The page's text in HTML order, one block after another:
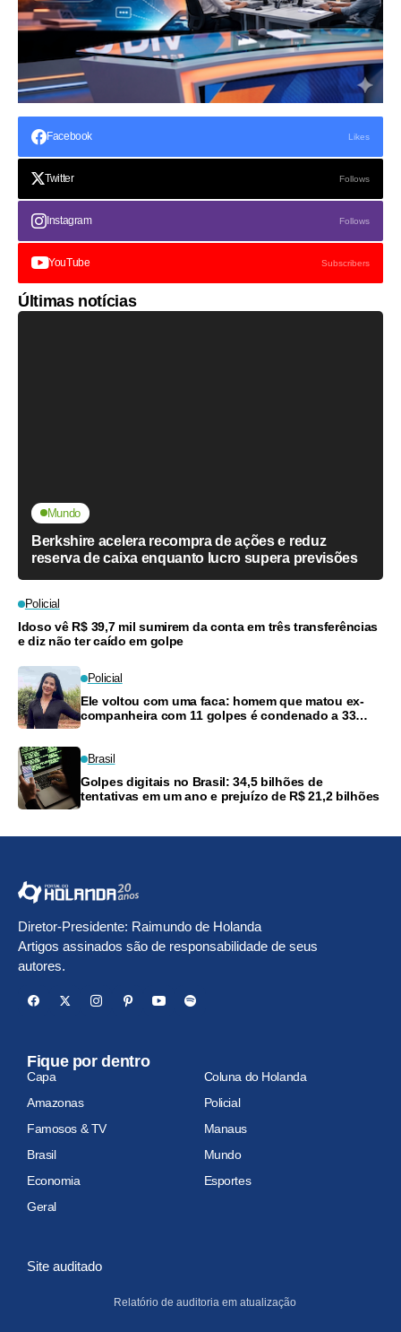
Facebook Likes
Twitter Follows
Instagram Follows
YouTube Subscribers
Últimas notícias
Mundo
Berkshire acelera recompra de ações e reduz
reserva de caixa enquanto lucro supera previsões
Policial
Idoso vê R$ 39,7 mil sumirem da conta em três transferências
e diz não ter caído em golpe
Policial
Ele voltou com uma faca: homem que matou ex-
companheira com 11 golpes é condenado a 33
Brasil
Golpes digitais no Brasil: 34,5 bilhões de
tentativas em um ano e prejuízo de R$ 21,2 bilhões
Diretor-Presidente: Raimundo de Holanda
Artigos assinados são de responsabilidade de seus
autores.
Fique por dentro
Capa
Coluna do Holanda
Amazonas
Policial
Famosos & TV
Manaus
Brasil
Mundo
Economia
Esportes
Geral
Site auditado
Relatório de auditoria em atualização